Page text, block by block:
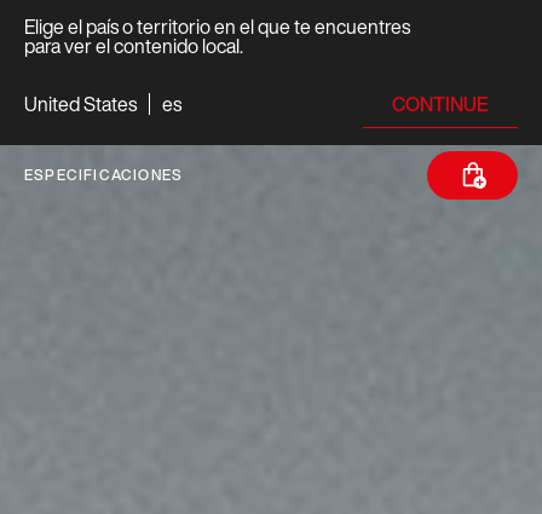
Elige el país o territorio en el que te encuentres
para ver el contenido local.
United States
es CONTINUE
ESPECIFICACIONES